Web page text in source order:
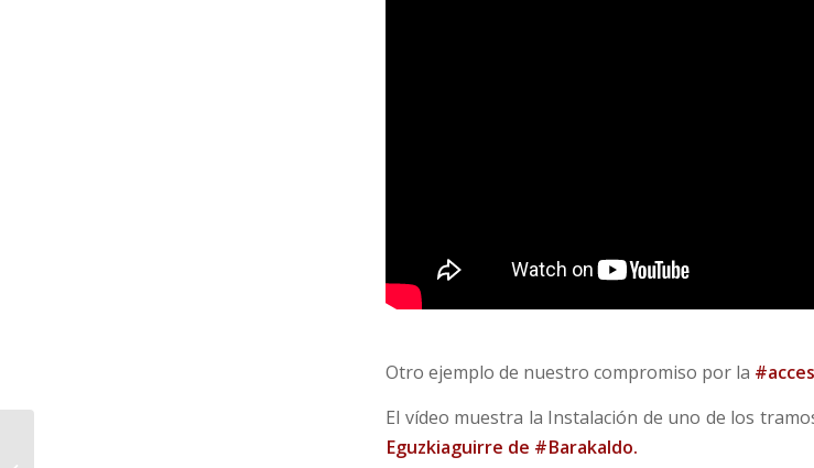
Otro ejemplo de nuestro compromiso por la
El vídeo muestra la Instalación de uno de los
Eguzkiaguirre de #Barakaldo.